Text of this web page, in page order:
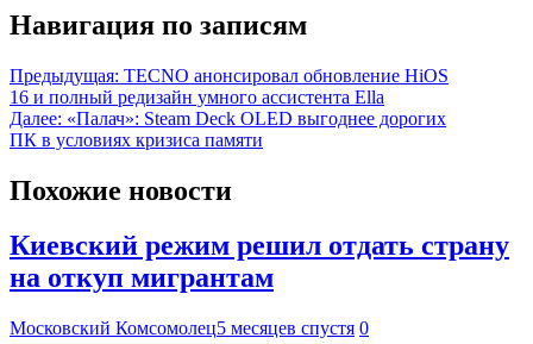
Навигация по записям
Предыдущая: TECNO анонсировал обновление HiOS
16 и полный редизайн умного ассистента Ella
Далее: «Палач»: Steam Deck OLED выгоднее дорогих
ПК в условиях кризиса памяти
Похожие новости
Киевский режим решил отдать страну
на откуп мигрантам
Московский Комсомолец5 месяцев спустя 0